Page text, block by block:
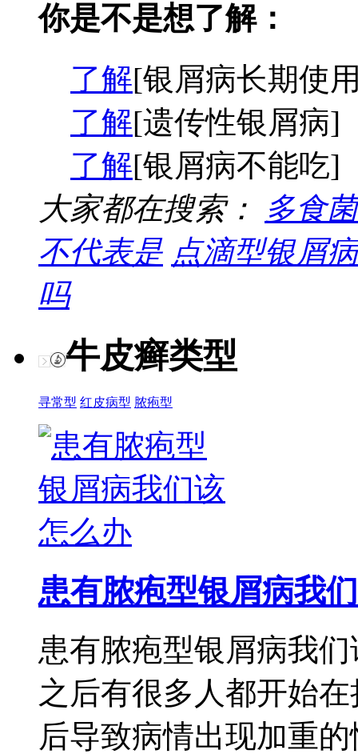
你是不是想了解：
了解[银屑病长期使
了解[遗传性银屑病]
了解[银屑病不能吃]
大家都在搜索：
多食
不代表是 点滴型银屑
吗
牛皮癣类型
寻常型 红皮病型 脓疱型
患有脓疱型银屑病我们
患有脓疱型银屑病我
之后有很多人都开始
后导致病情出现加重